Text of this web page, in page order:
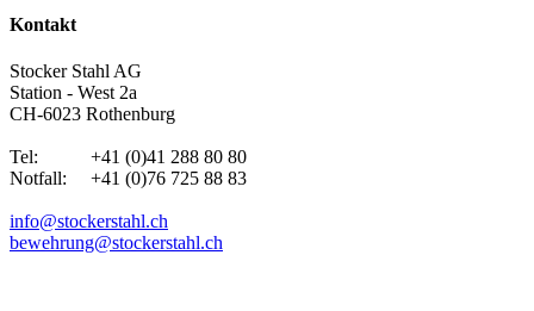
Kontakt
Stocker Stahl AG
Station - West 2a
CH-6023 Rothenburg
Tel: +41 (0)41 288 80 80
Notfall: +41 (0)76 725 88 83
info@stockerstahl.ch
bewehrung@stockerstahl.ch